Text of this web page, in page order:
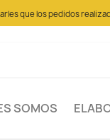
que los pedidos
SOMOS